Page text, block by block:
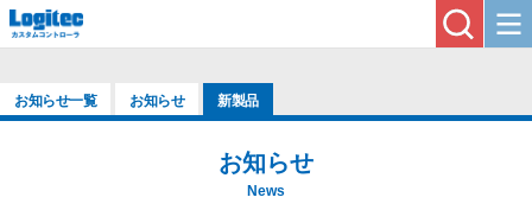
お知らせ一覧 お知らせ 新製品
お知らせ
News